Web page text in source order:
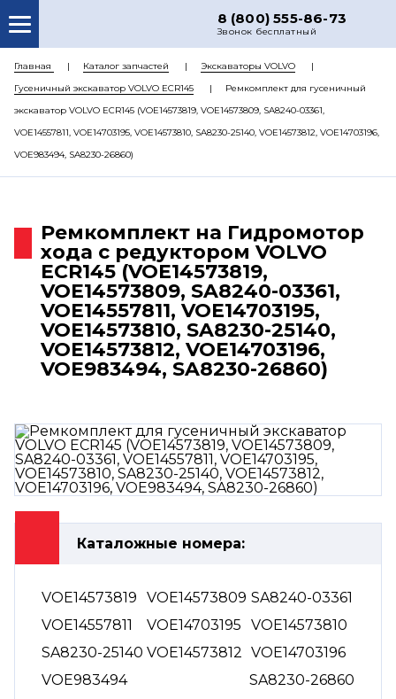
8 (800) 555-86-73
Звонок бесплатный
О НАС
КАТАЛОГ ЗАПЧАСТЕЙ
РЕМОНТ
КОНТАКТЫ
Главная Каталог запчастей
Экскаваторы VOLVO
Гусеничный экскаватор VOLVO ECR145
Ремкомплект для гусеничный
экскаватор VOLVO ECR145 (VOE14573819, VOE14573809, SA8240-03361,
VOE14557811, VOE14703195, VOE14573810, SA8230-25140, VOE14573812, VOE14703196,
VOE983494, SA8230-26860)
Ремкомплект на Гидромотор
хода с редуктором VOLVO
ECR145 (VOE14573819,
VOE14573809, SA8240-03361,
VOE14557811, VOE14703195,
VOE14573810, SA8230-25140,
VOE14573812, VOE14703196,
VOE983494, SA8230-26860)
Каталожные номера:
VOE14573819 VOE14573809 SA8240-03361
VOE14557811
VOE14703195
VOE14573810
SA8230-25140 VOE14573812 VOE14703196
VOE983494
SA8230-26860